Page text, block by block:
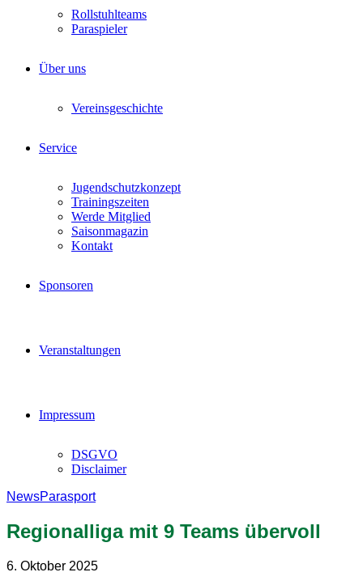
Rollstuhlteams
Paraspieler
Über uns
Vereinsgeschichte
Service
Jugendschutzkonzept
Trainingszeiten
Werde Mitglied
Saisonmagazin
Kontakt
Sponsoren
Veranstaltungen
Impressum
DSGVO
Disclaimer
NewsParasport
Regionalliga mit 9 Teams übervoll
6. Oktober 2025